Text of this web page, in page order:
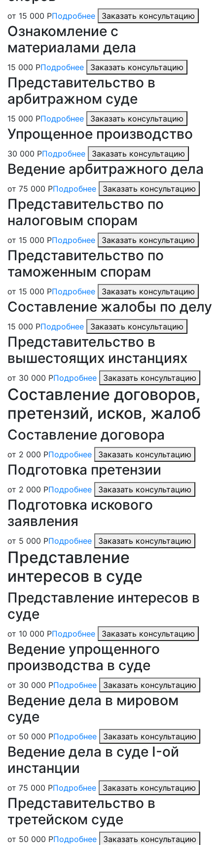
от 15 000 РПодробнее Заказать консультацию
Ознакомление с
материалами дела
15 000 РПодробнее Заказать консультацию
Представительство в
арбитражном суде
15 000 РПодробнее Заказать консультацию
Упрощенное производство
30 000 РПодробнее Заказать консультацию
Ведение арбитражного дела
от 75 000 РПодробнее Заказать консультацию
Представительство по
налоговым спорам
от 15 000 РПодробнее Заказать консультацию
Представительство по
таможенным спорам
от 15 000 РПодробнее Заказать консультацию
Составление жалобы по делу
15 000 РПодробнее Заказать консультацию
Представительство в
вышестоящих инстанциях
от 30 000 РПодробнее Заказать консультацию
Составление договоров,
претензий, исков, жалоб
Составление договора
от 2 000 РПодробнее Заказать консультацию
Подготовка претензии
от 2 000 РПодробнее Заказать консультацию
Подготовка искового
заявления
от 5 000 РПодробнее Заказать консультацию
Представление
интересов в суде
Представление интересов в
суде
от 10 000 РПодробнее Заказать консультацию
Ведение упрощенного
производства в суде
от 30 000 РПодробнее Заказать консультацию
Ведение дела в мировом
суде
от 50 000 РПодробнее Заказать консультацию
Ведение дела в суде I-ой
инстанции
от 75 000 РПодробнее Заказать консультацию
Представительство в
третейском суде
от 50 000 РПодробнее Заказать консультацию